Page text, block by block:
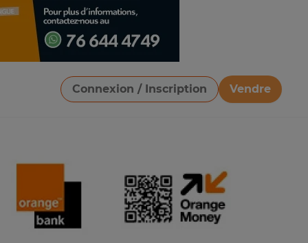
Connexion / Inscription
Vendre
Télécharger une image